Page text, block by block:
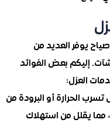
العديد من
بعض الفوائد
أو البرودة من
من استهلاك